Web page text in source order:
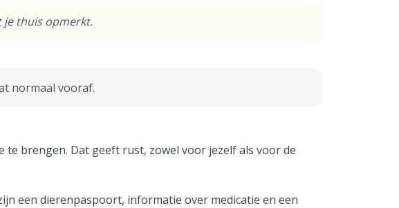
je thuis opmerkt.
normaal vooraf.
brengen. Dat geeft rust, zowel voor jezelf als voor de
een dierenpaspoort, informatie over medicatie en een